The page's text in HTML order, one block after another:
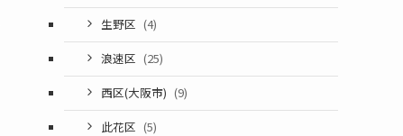
生野区 (4)
浪速区 (25)
西区(大阪市) (9)
此花区 (5)